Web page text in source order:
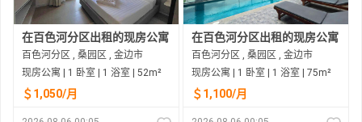
在百色河分区出租的现房公寓
百色河分区 , 桑园区 , 金边市
现房公寓 | 1 卧室 | 1 浴室 | 52m²
＄1,050/月
在百色河分区出租的现房公寓
百色河分区 , 桑园区 , 金边市
现房公寓 | 1 卧室 | 1 浴室 | 75m²
＄1,100/月